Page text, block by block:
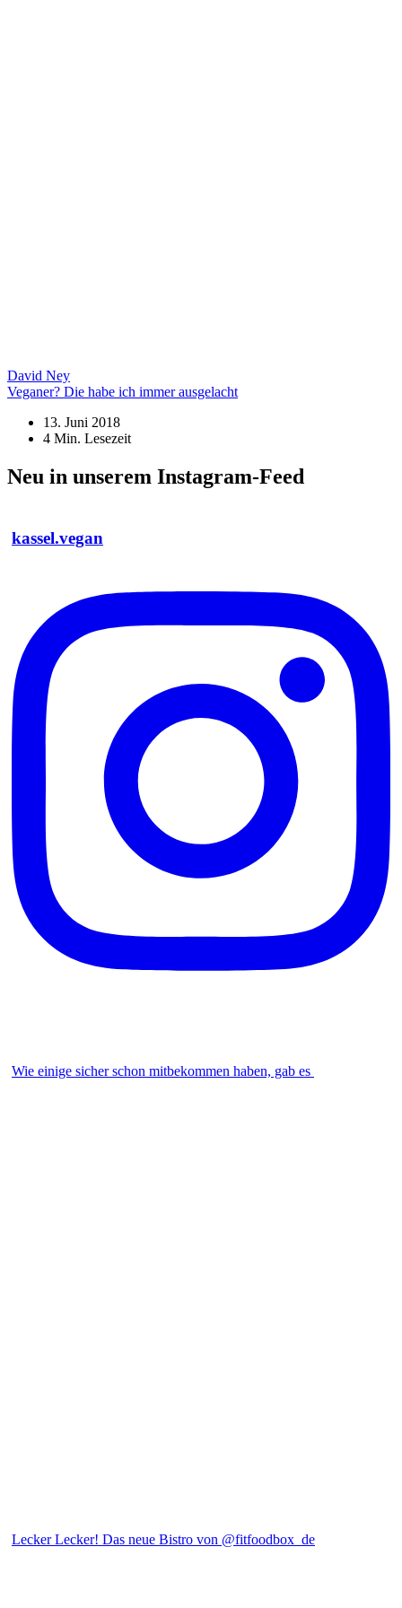
David Ney
Veganer? Die habe ich immer ausgelacht
13. Juni 2018
4 Min. Lesezeit
Neu in unserem Instagram-Feed
kassel.vegan
Wie einige sicher schon mitbekommen haben, gab es
Lecker Lecker! Das neue Bistro von @fitfoodbox_de